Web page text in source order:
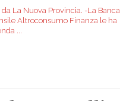
La Nuova Provincia. -La Banca
Altroconsumo Finanza le ha